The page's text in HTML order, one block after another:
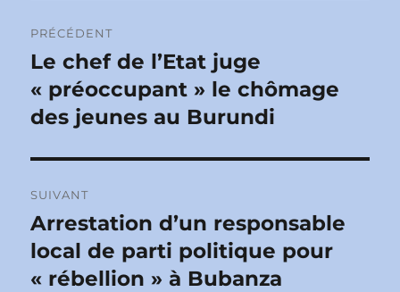
de
l’article
PRÉCÉDENT
Publication
précédente :
Le chef de l’Etat juge
« préoccupant » le chômage
des jeunes au Burundi
SUIVANT
Publication
suivante :
Arrestation d’un responsable
local de parti politique pour
« rébellion » à Bubanza